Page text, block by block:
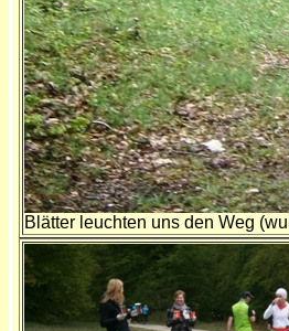
Blätter leuchten uns den Weg